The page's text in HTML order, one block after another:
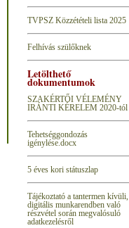
TVPSZ Közzétételi lista 2025
Felhívás szülőknek
Letölthető
dokumentumok
SZAKÉRTŐI VÉLEMÉNY
IRÁNTI KÉRELEM 2020-tól
Tehetséggondozás
igénylése.docx
5 éves kori státuszlap
Tájékoztató a tantermen kívüli,
digitális munkarendben való
részvétel során megvalósuló
adatkezelésről